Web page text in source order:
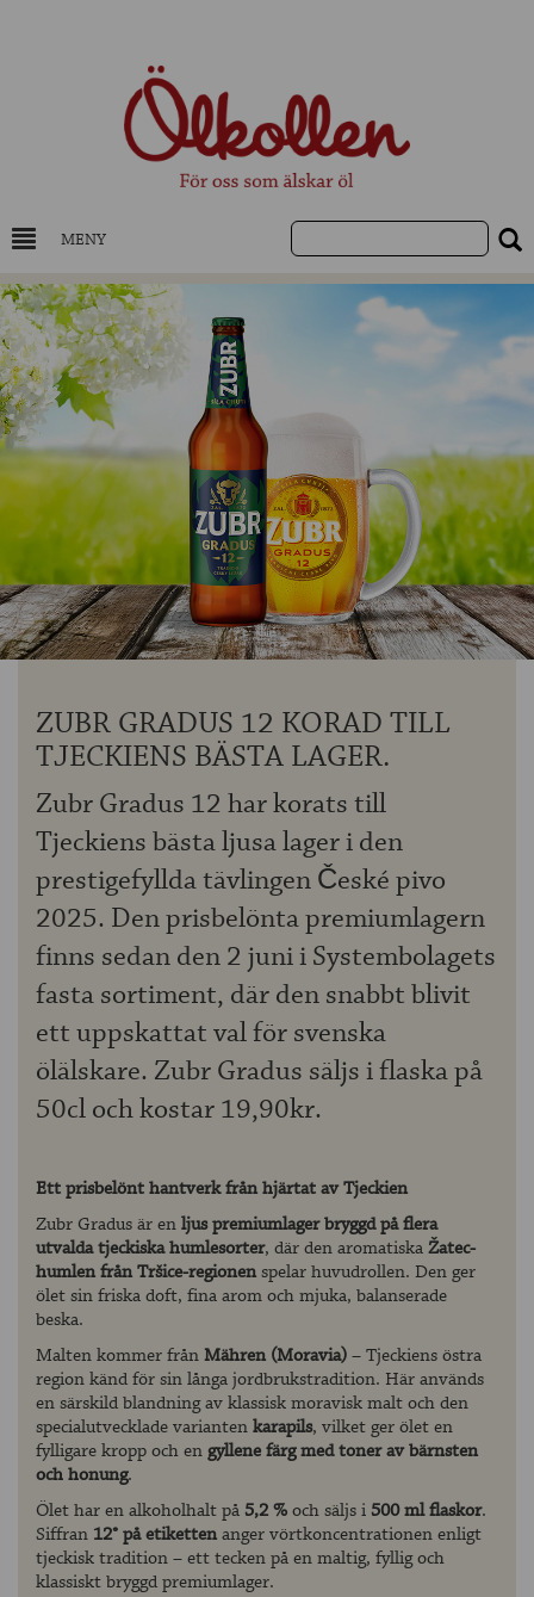
MENY
NYHETER
UTVALDA ÖL
UTVALDA CIDER
UTVALDA DESTILLAT
OM ÖLKOLLEN
KONTAKTA OSS
ZUBR GRADUS 12 KORAD TILL
TJECKIENS BÄSTA LAGER.
Zubr Gradus 12 har korats till
Tjeckiens bästa ljusa lager i den
prestigefyllda tävlingen České pivo
2025. Den prisbelönta premiumlagern
finns sedan den 2 juni i Systembolagets
fasta sortiment, där den snabbt blivit
ett uppskattat val för svenska
ölälskare. Zubr Gradus säljs i flaska på
50cl och kostar 19,90kr.
Ett prisbelönt hantverk från hjärtat av Tjeckien
Zubr Gradus är enljus premiumlager bryggd på flera
utvalda tjeckiska humlesorter, där den aromatiskaŽatec-
humlen från Tršice-regionenspelar huvudrollen. Den ger
ölet sin friska doft, fina arom och mjuka, balanserade
beska.
Malten kommer frånMähren (Moravia)– Tjeckiens östra
region känd för sin långa jordbrukstradition. Här används
en särskild blandning av klassisk moravisk malt och den
specialutvecklade variantenkarapils, vilket ger ölet en
fylligare kropp och engyllene färg med toner av bärnsten
och honung.
Ölet har en alkoholhalt på5,2 %och säljs i500 ml flaskor.
Siffran 12° på etikettenanger vörtkoncentrationen enligt
tjeckisk tradition – ett tecken på en maltig, fyllig och
klassiskt bryggd premiumlager.